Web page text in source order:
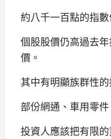
約八千一百點的指數
個股股價仍高過去
價。
其中有明顯族群性
部份網通、車用零件
投資人應該把有限